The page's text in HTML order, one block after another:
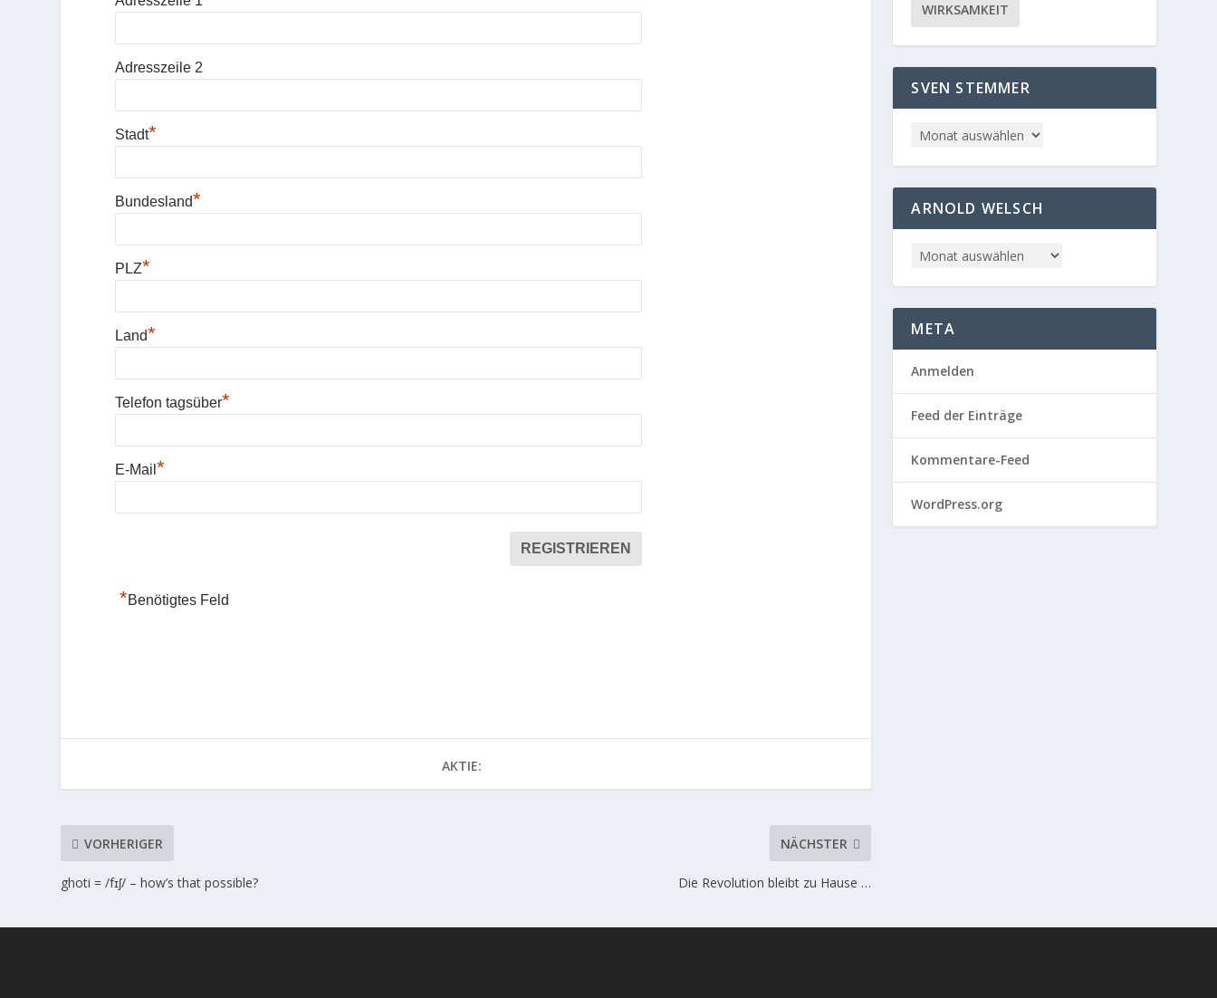
Adresszeile 2
Stadt*
Bundesland*
PLZ*
Land*
Telefon tagsüber*
E-Mail*
*Benötigtes Feld
AKTIE:
VORHERIGER
ghoti = /fɪʃ/ – how’s that possible?
NÄCHSTER
Die Revolution bleibt zu Hause …
WIRKSAMKEIT
SVEN STEMMER
ARNOLD WELSCH
META
Anmelden
Feed der Einträge
Kommentare-Feed
WordPress.org